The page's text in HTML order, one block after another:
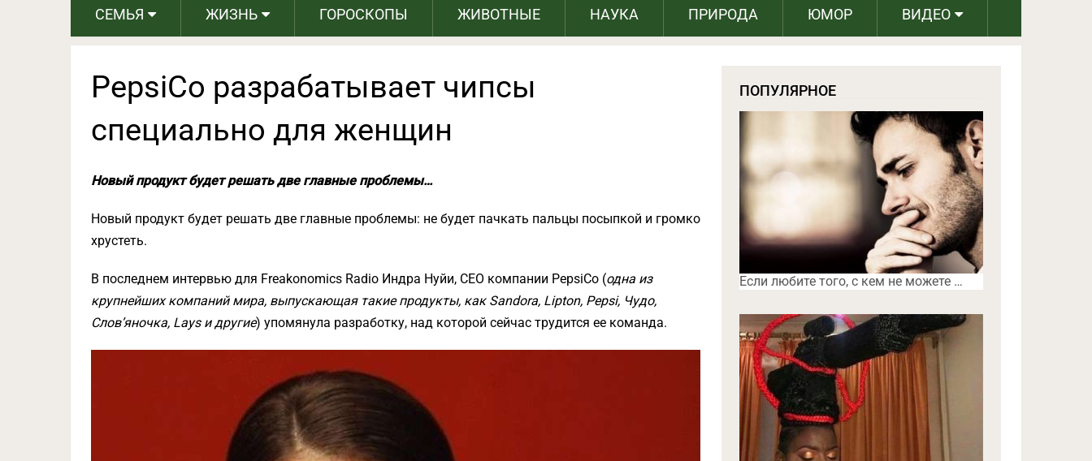
СЕМЬЯ ЖИЗНЬ ГОРОСКОПЫ ЖИВОТНЫЕ НАУКА ПРИРОДА ЮМОР ВИДЕО
PepsiCo разрабатывает чипсы
специально для женщин
Новый продукт будет решать две главные проблемы…
Новый продукт будет решать две главные проблемы: не будет пачкать пальцы посыпкой и громко
хрустеть.
В последнем интервью для Freakonomics Radio Индра Нуйи, CEO компании PepsiCo (одна из
крупнейших компаний мира, выпускающая такие продукты, как Sandora, Lipton, Pepsi, Чудо,
Слов’яночка, Lays и другие) упомянула разработку, над которой сейчас трудится ее команда.
ПОПУЛЯРНОЕ
Если любите того, с кем не можете …